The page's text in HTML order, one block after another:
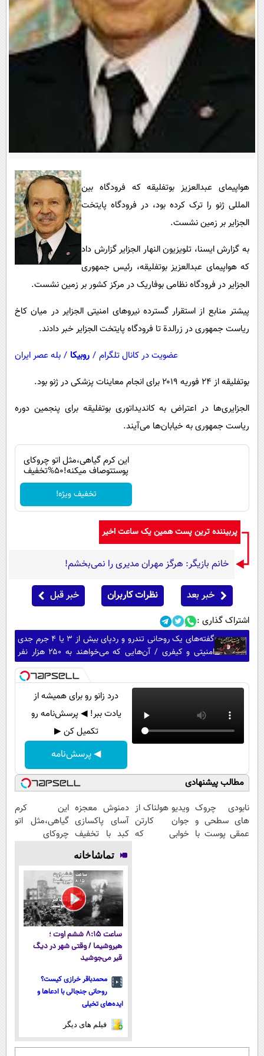
سرگرمی
فناوری
گوناگون
حوادث
محیط زیست
سلامت
فرهنگی
حیات وحش
پیامک
آشپزی
دانلود
هواپیمای عبدالعزیز بوتفلیقه که فرودگاه بین
المللی ژنو را ترک کرده بود، در فرودگاه پایتخت
الجزایر بر زمین نشست.
به گزارش ایسنا، تلویزیون النهار الجزایر گزارش داد
که هواپیمای عبدالعزیز بوتفلیقه، رئیس جمهوری
الجزایر در فرودگاه نظامی بوفاریک در مرکز کشور بر زمین نشست.
پیشتر منابع از استقرار گسترده نیروهای امنیتی الجزایر در میان کاخ
ریاست جمهوری در زرالدة تا فرودگاه پایتخت الجزایر خبر دادند.
عضویت در کانال تلگرام / روبیکا / بله عصر ایران
بوتفلیقه از ۲۴ فوریه ۲۰۱۹ برای انجام معاینات پزشکی در ژنو بود.
الجزایری‌ها در اعتراض به کاندیداتوری بوتفلیقه برای پنجمین دوره
ریاست جمهوری به خیابان‌ها می‌آیند.
این کرم گیاهی،مثل اتو چروکای
پوستتوصاف میکنه!50%تخفیف
تخفیف ویژه!
پربیننده ترین پست همین یک ساعت اخیر
خانم بازیگر: هرگز مهران مدیری را نمی‌بخشم!
خبر بعد نظرات کاربران خبر قبل
اشتراک گذاری :
گفته‌های یک روحانی تندرو و ردپای بیش از ۳ یا ۴ جرم جدی
امنیتی و کیفری / آن‌هایی که می‌خواهند به ۲۵۰ هزار نفر
بپیوندند بدانند ...
درد زانو رو برای همیشه از
یادت ببر! ◀ پرسش‌نامه رو
تکمیل کن ▶
◀ پرسش‌نامه
مطالب پیشنهادی
نابودی چروک
های سطحی و
عمقی پوست با
ویدیو هولناک از
جوان کارتن
خوابی که
دمنوش معجزه
آسای پاکسازی
کبد با تخفیف
این کرم
گیاهی،مثل اتو
چروکای
تماشاخانه
ساعت ۸:۱۵ ششم اوت ؛
هیروشیما / وقتی شهر در دیگ
قیر می‌جوشید
محمدباقر خرازی کیست؟
روحانی جنجالی با ادعاها و
ایده‌های تخیلی
فیلم های دیگر